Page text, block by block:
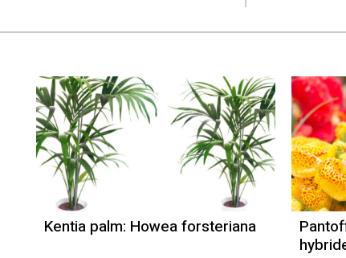
Kentia palm: Howea forsteriana